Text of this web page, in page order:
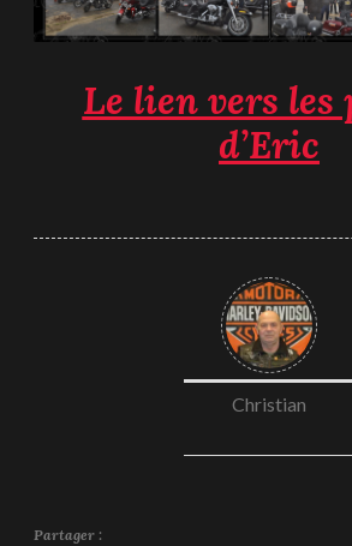
Le lien vers les
d’Eric
Christian
Partager :